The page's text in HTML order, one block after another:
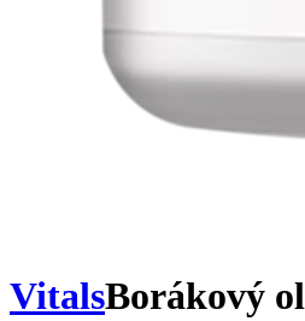
VitalsBorákový